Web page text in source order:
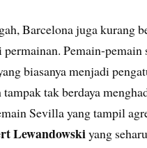
Barcelona juga kurang
permainan. Pemain-
biasanya menjadi
tak berdaya
Sevilla yang tampil
Lewandowskiyang